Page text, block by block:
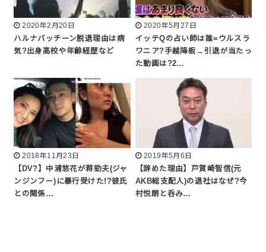
2020年2月20日
ハルナバッチーン脱退理由は病
気?出身高校や年齢経歴など
2020年5月27日
イッテQの占い師は誰=ウルスラ
ワニア?手越降板→引退が当たっ
た動画は?2…
2018年11月23日
【DV?】中浦悠花が蒋勁夫(ジャ
ンジンフー)に暴行受けた!?彼氏
との関係…
2019年5月6日
【辞めた理由】戸賀崎智信(元
AKB総支配人)の退社はなぜ?今
村悦朗と呑み…